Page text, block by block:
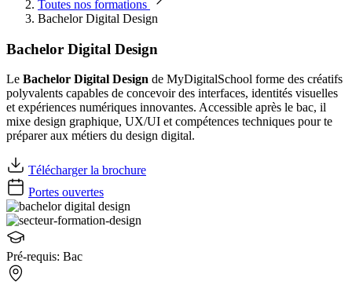
Toutes nos formations
Bachelor Digital Design
Bachelor Digital Design
Le Bachelor Digital Design de MyDigitalSchool forme des créatifs
polyvalents capables de concevoir des interfaces, identités visuelles
et expériences numériques innovantes. Accessible après le bac, il
mixe design graphique, UX/UI et compétences techniques pour te
préparer aux métiers du design digital.
Télécharger la brochure
Portes ouvertes
Pré-requis: Bac